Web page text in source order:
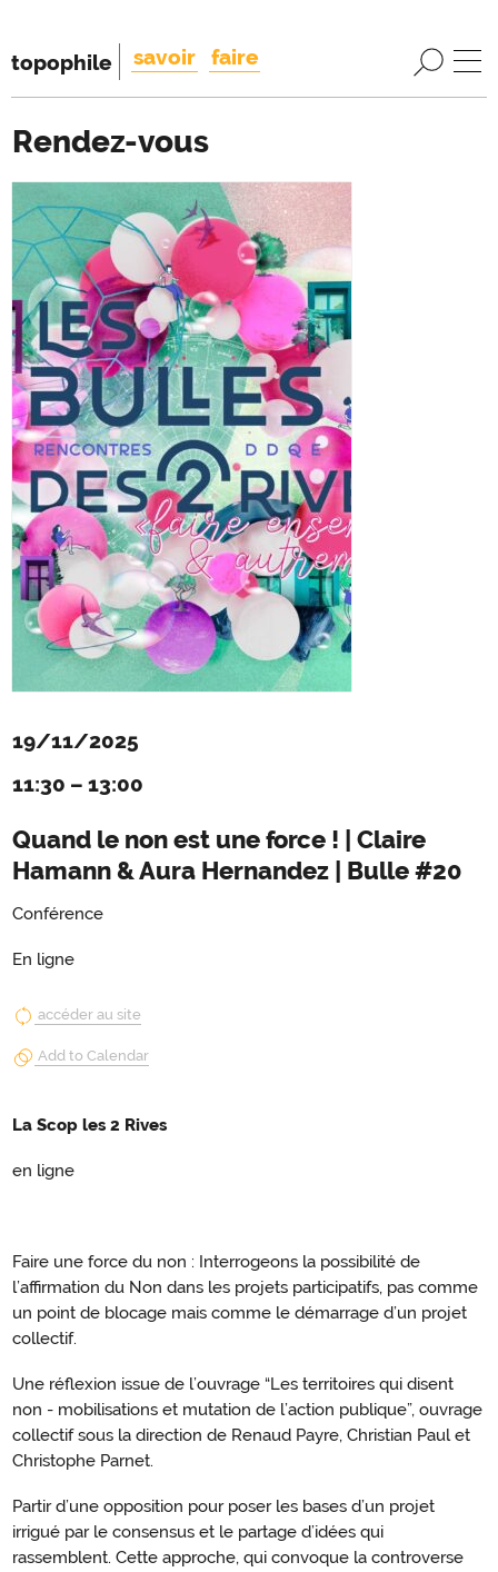
topophile savoir faire
Rendez-vous
19/11/2025
11:30 – 13:00
Quand le non est une force ! | Claire
Hamann & Aura Hernandez | Bulle #20
Conférence
En ligne
accéder au site
Add to Calendar
La Scop les 2 Rives
en ligne
Faire une force du non : Interrogeons la possibilité de
l’affirmation du Non dans les projets participatifs, pas comme
un point de blocage mais comme le démarrage d’un projet
collectif.
Une réflexion issue de l’ouvrage “Les territoires qui disent
non - mobilisations et mutation de l’action publique”, ouvrage
collectif sous la direction de Renaud Payre, Christian Paul et
Christophe Parnet.
Partir d’une opposition pour poser les bases d’un projet
irrigué par le consensus et le partage d’idées qui
rassemblent. Cette approche, qui convoque la controverse